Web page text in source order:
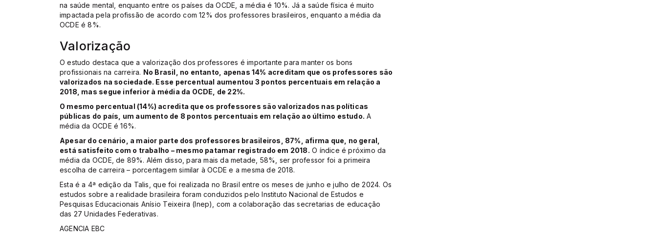
na saúde mental, enquanto entre os países da OCDE, a média é 10%. Já a saúde física é muito
impactada pela profissão de acordo com 12% dos professores brasileiros, enquanto a média da
OCDE é 8%.
Valorização
O estudo destaca que a valorização dos professores é importante para manter os bons
profissionais na carreira. No Brasil, no entanto, apenas 14% acreditam que os professores são
valorizados na sociedade. Esse percentual aumentou 3 pontos percentuais em relação a
2018, mas segue inferior à média da OCDE, de 22%.
O mesmo percentual (14%) acredita que os professores são valorizados nas políticas
públicas do país, um aumento de 8 pontos percentuais em relação ao último estudo. A
média da OCDE é 16%.
Apesar do cenário, a maior parte dos professores brasileiros, 87%, afirma que, no geral,
está satisfeito com o trabalho – mesmo patamar registrado em 2018. O índice é próximo da
média da OCDE, de 89%. Além disso, para mais da metade, 58%, ser professor foi a primeira
escolha de carreira – porcentagem similar à OCDE e a mesma de 2018.
Esta é a 4ª edição da Talis, que foi realizada no Brasil entre os meses de junho e julho de 2024. Os
estudos sobre a realidade brasileira foram conduzidos pelo Instituto Nacional de Estudos e
Pesquisas Educacionais Anísio Teixeira (Inep), com a colaboração das secretarias de educação
das 27 Unidades Federativas.
AGENCIA EBC